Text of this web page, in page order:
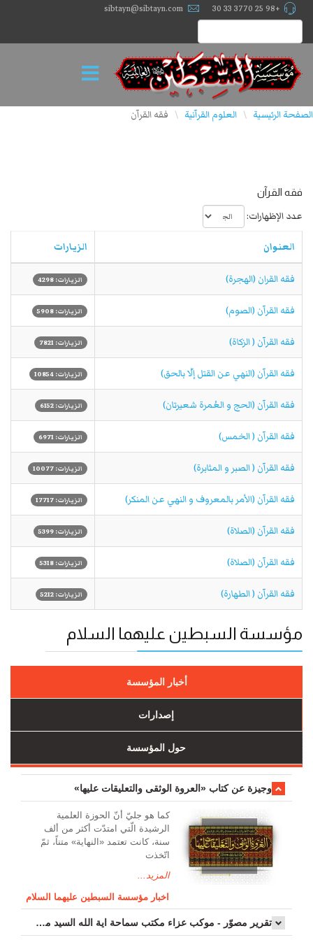
+98 25 3770 33 30
sibtayn@sibtayn.com
الصفحة الرئيسية \ العلوم القرآنية \ فقه القرآن
فقه القرآن
عدد الإظهارات:
العنوان الزيارات
فقه القران (الهجرة) الزيارات: 4298
فقه القرآن (الصوم) الزيارات: 5908
فقه القرآن ( الزكاة) الزيارات: 7821
فقه القرآن (النهي عن القتل إلّا بالحق) الزيارات: 10854
فقه القرآن (الحج و العُمرة شعيرتان) الزيارات: 6152
فقه القرآن ( الخمس) الزيارات: 6971
فقه القرآن ( الصبر و المثابرة) الزيارات: 10077
فقه القرآن (الأمر بالمعروف و النهي عن المنکر) الزيارات: 17717
فقه القرآن (الصلاة) الزيارات: 5399
فقه القرآن (الصلاة) الزيارات: 5318
فقه القرآن ( الطهارة) الزيارات: 5212
مؤسسة السبطين عليهما السلام
أخبار المؤسسة
إصدارات
حول المؤسسة
وجیزة عن کتاب «العروة الوثقی والتعلیقات علیها»
کما هو جليّ أنّ الحوزة العلمیة
الرشیدة الّتي امتدّت أكثر من ألف
سنة، كانت تعتمد «النهاية» متناً، ثمّ
اتّخذت
المزيد...
اخبار مؤسسة السبطين عليهما السلام
تقرير مصوّر - موكب عزاء مکتب سماحة اية الله السيد مرتضى الموسوي الاصفهاني في يوم إستشهاد السيدة فاطم...